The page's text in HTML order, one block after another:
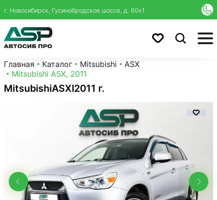
г. Новосибирск, Гусинобродское шоссе, д. 60к1
Главная Каталог Mitsubishi
ASX
Mitsubishi ASX, 2011
MitsubishiASXI2011 г.